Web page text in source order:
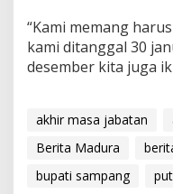
“Kami memang
kami ditanggal 30
desember kita juga
akhir masa jabatan
Berita Madura
bupati sampang